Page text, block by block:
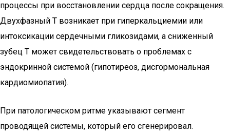
процессы при восстановлении сердца после сокращения.
Двухфазный Т возникает при гиперкальциемии или
интоксикации сердечными гликозидами, а сниженный
зубец Т может свидетельствовать о проблемах с
эндокринной системой (гипотиреоз, дисгормональная
кардиомиопатия).
При патологическом ритме указывают сегмент
проводящей системы, который его сгенерировал.